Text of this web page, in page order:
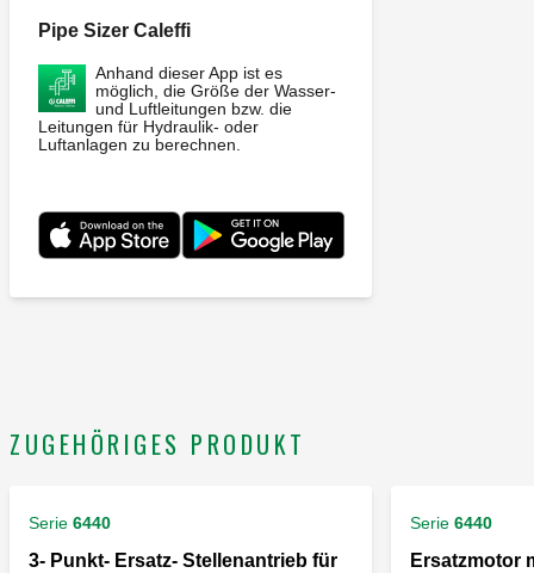
Pipe Sizer Caleffi
Anhand dieser App ist es
möglich, die Größe der Wasser-
und Luftleitungen bzw. die
Leitungen für Hydraulik- oder
Luftanlagen zu berechnen.
ZUGEHÖRIGES PRODUKT
Serie 6440
3- Punkt- Ersatz- Stellenantrieb für
Serie 6440
Ersatzmotor